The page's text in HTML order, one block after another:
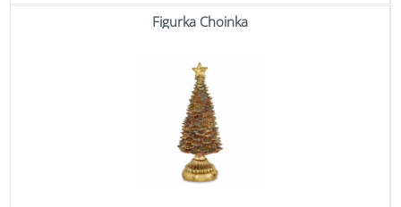
Figurka Choinka